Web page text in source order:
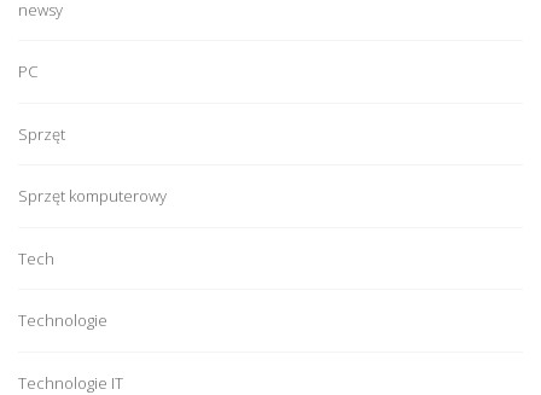
newsy
PC
Sprzęt
Sprzęt komputerowy
Tech
Technologie
Technologie IT